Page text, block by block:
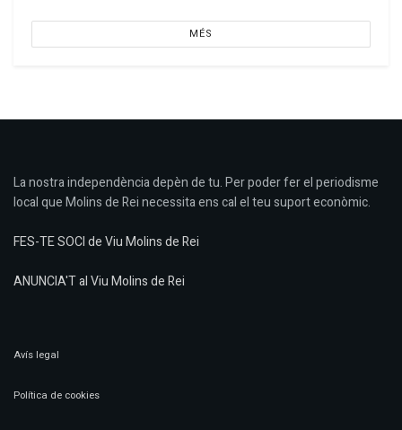
MÉS
La nostra independència depèn de tu. Per poder fer el periodisme
local que Molins de Rei necessita ens cal el teu suport econòmic.
FES-TE SOCI de Viu Molins de Rei
ANUNCIA'T al Viu Molins de Rei
Avís legal
Política de cookies